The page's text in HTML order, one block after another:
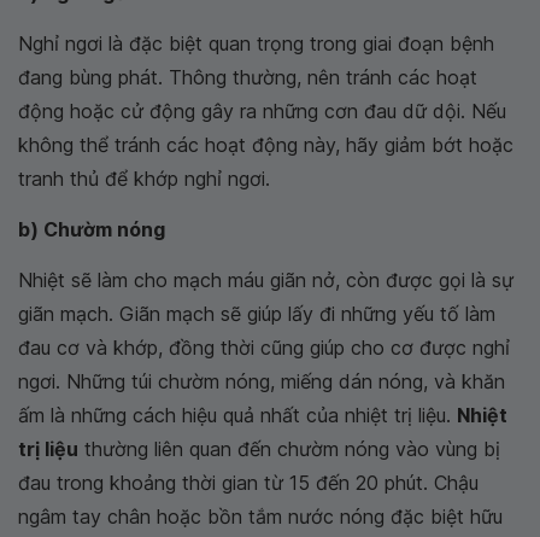
Nghỉ ngơi là đặc biệt quan trọng trong giai đoạn bệnh
đang bùng phát. Thông thường, nên tránh các hoạt
động hoặc cử động gây ra những cơn đau dữ dội. Nếu
không thể tránh các hoạt động này, hãy giảm bớt hoặc
tranh thủ để khớp nghỉ ngơi.
b) Chườm nóng
Nhiệt sẽ làm cho mạch máu giãn nở, còn được gọi là sự
giãn mạch. Giãn mạch sẽ giúp lấy đi những yếu tố làm
đau cơ và khớp, đồng thời cũng giúp cho cơ được nghỉ
ngơi. Những túi chườm nóng, miếng dán nóng, và khăn
ấm là những cách hiệu quả nhất của nhiệt trị liệu. Nhiệt
trị liệu thường liên quan đến chườm nóng vào vùng bị
đau trong khoảng thời gian từ 15 đến 20 phút. Chậu
ngâm tay chân hoặc bồn tắm nước nóng đặc biệt hữu